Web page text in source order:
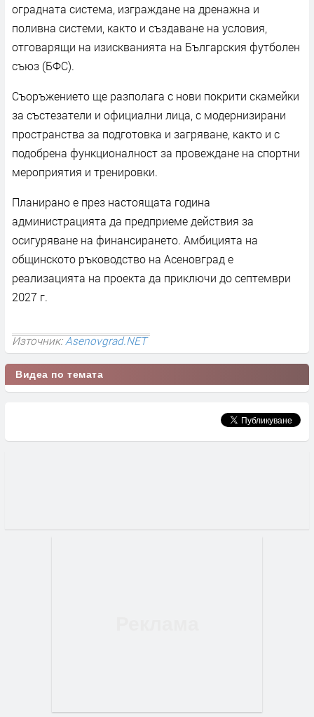
оградната система, изграждане на дренажна и
поливна системи, както и създаване на условия,
отговарящи на изискванията на Българския футболен
съюз (БФС).
Съоръжението ще разполага с нови покрити скамейки
за състезатели и официални лица, с модернизирани
пространства за подготовка и загряване, както и с
подобрена функционалност за провеждане на спортни
мероприятия и тренировки.
Планирано е през настоящата година
администрацията да предприеме действия за
осигуряване на финансирането. Амбицията на
общинското ръководство на Асеновград е
реализацията на проекта да приключи до септември
2027 г.
Източник:Asenovgrad.NET
Видеа по темата